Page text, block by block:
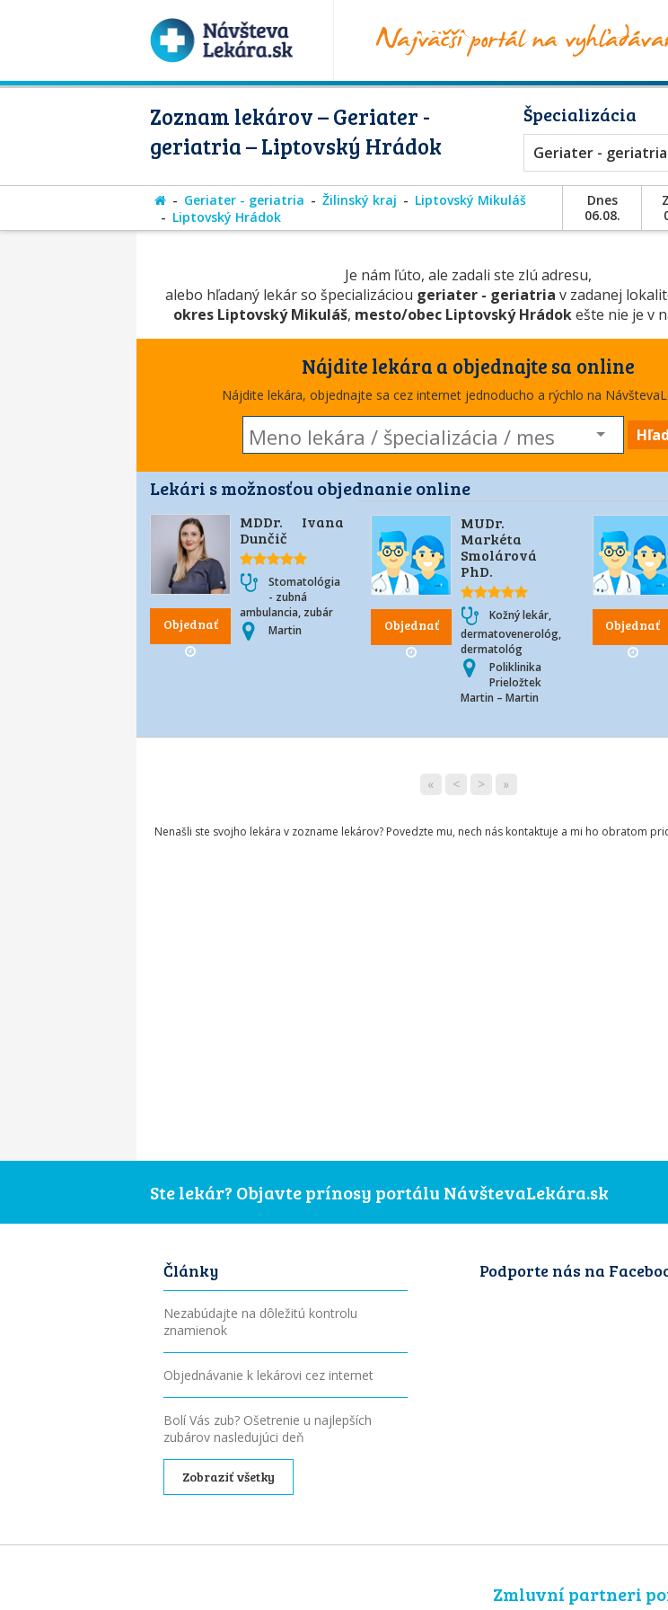
Zoznam lekárov – Geriater -
geriatria – Liptovský Hrádok
Špecializácia
Geriater - geriatria
Geriater - geriatria Žilinský kraj
Liptovský Mikuláš
Liptovský Hrádok
Dnes
06.08.
Je nám ľúto, ale zadali ste zlú adresu,
alebo hľadaný lekár so špecializáciou geriater - geriatria v zadanej
okres Liptovský Mikuláš, mesto/obec Liptovský Hrádokešte nie je v
Nájdite lekára a objednajte sa online
Nájdite lekára, objednajte sa cez internet jednoducho a rýchlo na
Lekári s možnosťou objednanie online
Objednať
MDDr. Ivana
Dunčič
Stomatológia
- zubná
ambulancia, zubár
Martin
Objednať
MUDr.
Markéta
Smolárová
PhD.
Kožný lekár,
dermatovenerológ,
dermatológ
Poliklinika
Prieložtek
Martin – Martin
Objednať
« < > »
Nenašli ste svojho lekára v zozname lekárov? Povedzte mu, nech nás kontaktuje a mi ho obratom
Ste lekár? Objavte prínosy portálu NávštevaLekára.sk
Články
Nezabúdajte na dôležitú kontrolu
znamienok
Objednávanie k lekárovi cez internet
Bolí Vás zub? Ošetrenie u najlepších
zubárov nasledujúci deň
Zobraziť všetky
Podporte nás na
Zmluvní partneri